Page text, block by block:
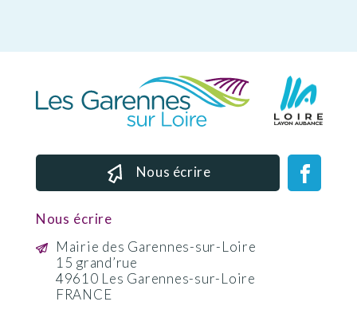
Nous écrire
Nous écrire
Mairie des Garennes-sur-Loire
15 grand’rue
49610 Les Garennes-sur-Loire
FRANCE